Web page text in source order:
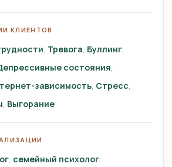
КЛИЕНТОВ
Тревога Буллинг
состояния
зависимость Стресс
Выгорание
семейный психолог